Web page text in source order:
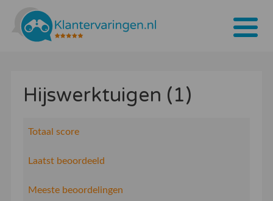
Tarieven
Hijswerktuigen (1)
Totaal score
Laatst beoordeeld
Meeste beoordelingen